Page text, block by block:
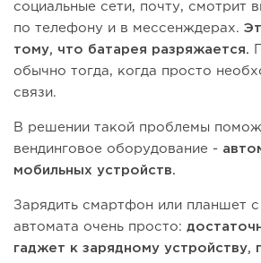
социальные сети, почту, смотрит
по телефону и в мессенждерах.
тому, что батарея разряжается.
обычно тогда, когда просто
связи.
В решении такой проблемы
вендинговое оборудование -
мобильных устройств.
Зарядить смартфон или планшет с
автомата очень просто:
гаджет к зарядному устройству,